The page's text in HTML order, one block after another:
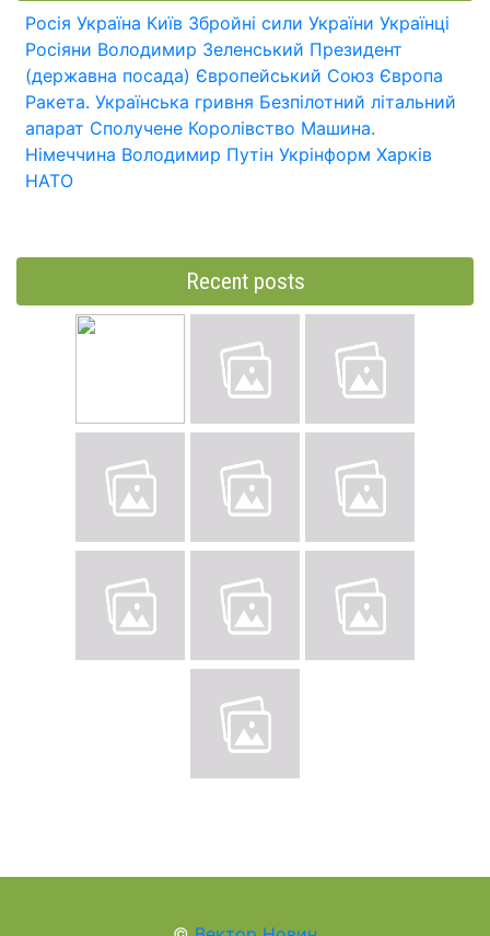
Росія Україна Київ Збройні сили України Українці
Росіяни Володимир Зеленський Президент
(державна посада) Європейський Союз Європа
Ракета. Українська гривня Безпілотний літальний
апарат Сполучене Королівство Машина.
Німеччина Володимир Путін Укрінформ Харків
НАТО
Recent posts